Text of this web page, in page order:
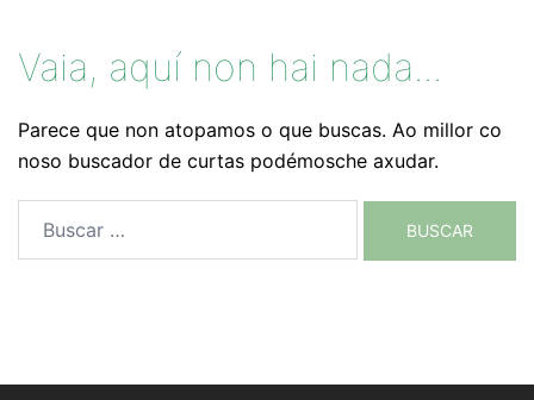
Vaia, aquí non hai nada...
Parece que non atopamos o que buscas. Ao millor co
noso buscador de curtas podémosche axudar.